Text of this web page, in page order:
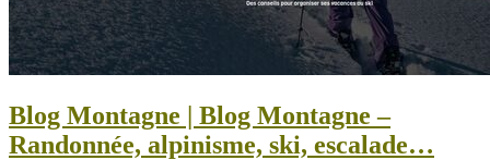
Blog Montagne | Blog Montagne –
Randonnée, alpinisme, ski, escalade…